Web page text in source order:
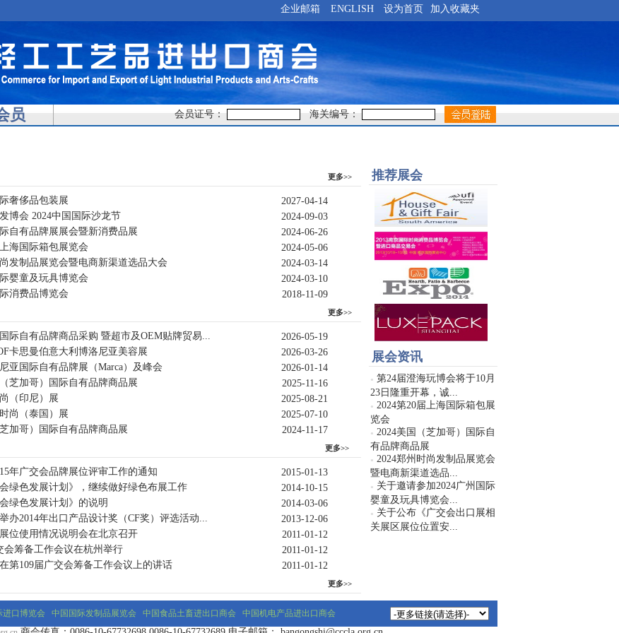
企业邮箱 ENGLISH 设为首页 加入收藏夹
员 会员证号： 海关编号：
更多>>
奢侈品包装展 2027-04-14
博会 2024中国国际沙龙节 2024-09-03
自有品牌展展会暨新消费品展 2024-06-26
海国际箱包展览会 2024-05-06
发制品展览会暨电商新渠道选品大会 2024-03-14
婴童及玩具博览会 2024-03-10
消费品博览会
2018-11-09
更多>>
际自有品牌商品采购 暨超市及OEM贴牌贸易... 2026-05-19
卡思曼伯意大利博洛尼亚美容展 2026-03-26
亚国际自有品牌展（Marca）及峰会 2026-01-14
芝加哥）国际自有品牌商品展 2025-11-16
（印尼）展 2025-08-21
尚（泰国）展 2025-07-10
加哥）国际自有品牌商品展
2024-11-17
更多>>
年广交会品牌展位评审工作的通知 2015-01-13
绿色发展计划》，继续做好绿色布展工作 2014-10-15
绿色发展计划》的说明 2014-03-06
办2014年出口产品设计奖（CF奖）评选活动... 2013-12-06
位使用情况说明会在北京召开 2011-01-12
会筹备工作会议在杭州举行 2011-01-12
第109届广交会筹备工作会议上的讲话
2011-01-12
更多>>
推荐展会
展会资讯
● 第24届澄海玩博会将于10月
23日隆重开幕，诚...
● 2024第20届上海国际箱包展
览会
● 2024美国（芝加哥）国际自
有品牌商品展
● 2024郑州时尚发制品展览会
暨电商新渠道选品...
●
关于邀请参加2024广州国际
婴童及玩具博览会...
●
关于公布《广交会出口展相
关展区展位位置安...
进口博览会 中国国际发制品展览会 中国食品土畜进出口商会 中国机电产品进出口商会